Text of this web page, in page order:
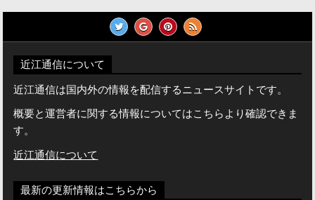
近江通信について
近江通信は国内外の情報を配信するニュースサイトです。
概要と運営者に関する情報についてはこちらより確認できま
す。
近江通信について
最新の更新情報はこちらから